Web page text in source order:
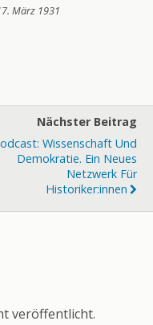
März 1931
Nächster Beitrag
Wissenschaft Und
Demokratie. Ein Neues
Netzwerk Für
Historiker:innen
veröffentlicht.